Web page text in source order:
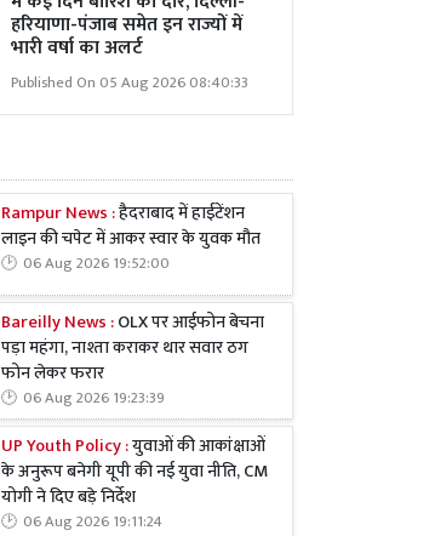
हरियाणा-पंजाब समेत इन राज्यों में
भारी वर्षा का अलर्ट
Published On 05 Aug 2026 08:40:33
Rampur News :हैदराबाद में हाईटेंशन
लाइन की चपेट में आकर स्वार के युवक मौत
06 Aug 2026 19:52:00
Bareilly News :OLX पर आईफोन बेचना
पड़ा महंगा, नाश्ता कराकर थार सवार ठग
फोन लेकर फरार
06 Aug 2026 19:23:39
UP Youth Policy :युवाओं की आकांक्षाओं
के अनुरूप बनेगी यूपी की नई युवा नीति, CM
योगी ने दिए बड़े निर्देश
06 Aug 2026 19:11:24